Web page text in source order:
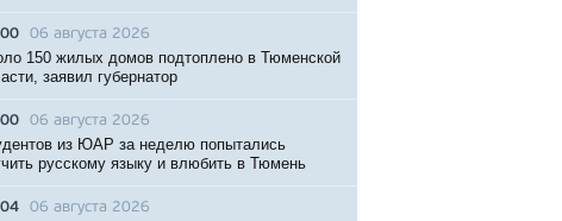
06 августа 2026
150 жилых домов подтоплено в Тюменской
заявил губернатор
06 августа 2026
из ЮАР за неделю попытались
русскому языку и влюбить в Тюмень
06 августа 2026